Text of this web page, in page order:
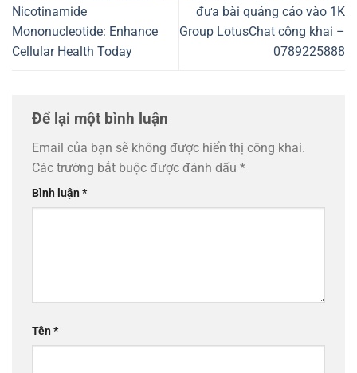
Nicotinamide
Mononucleotide: Enhance
Cellular Health Today
đưa bài quảng cáo vào 1K
Group LotusChat công khai –
0789225888
Để lại một bình luận
Email của bạn sẽ không được hiển thị công khai.
Các trường bắt buộc được đánh dấu *
Bình luận*
Tên*